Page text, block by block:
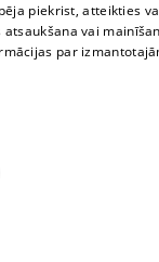
piekrist, atteikties
vai
par